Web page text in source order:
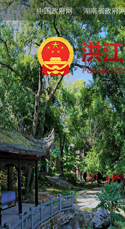
中国政府网 湖南省政府